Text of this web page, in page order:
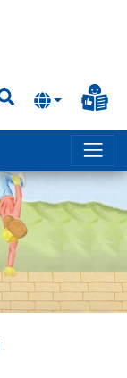
Suchen